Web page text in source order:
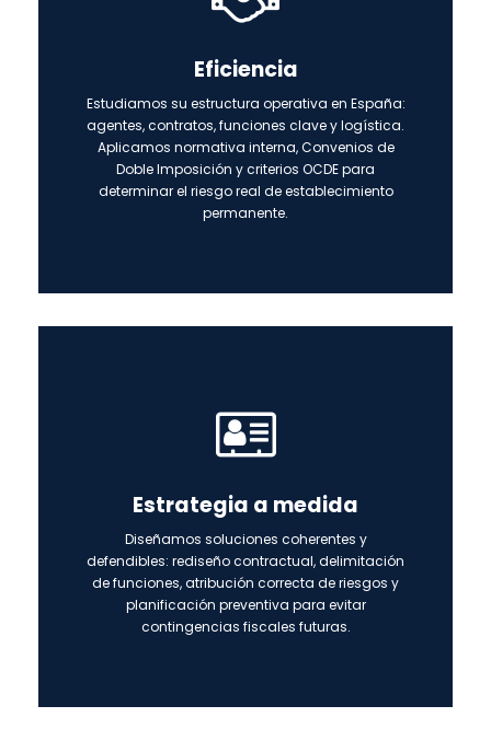
Eficiencia
Estudiamos su estructura operativa en España:
agentes, contratos, funciones clave y logística.
Aplicamos normativa interna, Convenios de
Doble Imposición y criterios OCDE para
determinar el riesgo real de establecimiento
permanente.
Estrategia a medida
Diseñamos soluciones coherentes y
defendibles: rediseño contractual, delimitación
de funciones, atribución correcta de riesgos y
planificación preventiva para evitar
contingencias fiscales futuras.